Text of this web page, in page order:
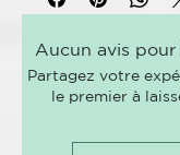
Las cerdas están
funciona tan bien
otro cepillo de
nylon-6.
Aucun avis
Partagez votre
le premier à